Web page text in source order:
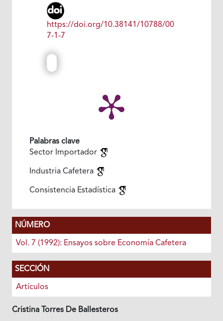
https://doi.org/10.38141/10788/00
7-1-7
Palabras clave
Sector Importador
Industria Cafetera
Consistencia Estadística
NÚMERO
Vol. 7 (1992): Ensayos sobre Economía Cafetera
SECCIÓN
Artículos
Cristina Torres De Ballesteros